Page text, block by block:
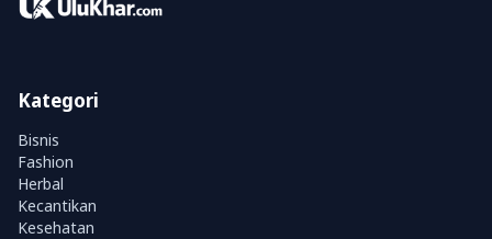
Kategori
Bisnis
Fashion
Herbal
Kecantikan
Kesehatan